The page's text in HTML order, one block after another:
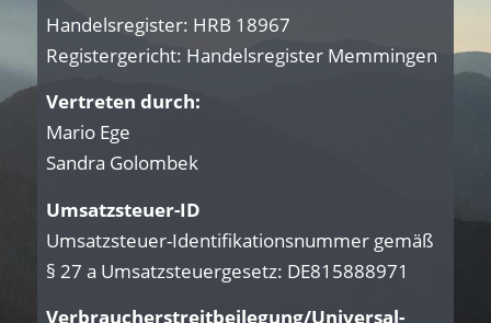
Handelsregister: HRB 18967
Registergericht: Handelsregister Memmingen
Vertreten durch:
Mario Ege
Sandra Golombek
Umsatzsteuer-ID
Umsatzsteuer-Identifikationsnummer gemäß
§ 27 a Umsatzsteuergesetz: DE815888971
Verbraucherstreitbeilegung/Universal­